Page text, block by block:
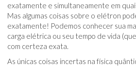
exatamente e simultaneamente em
Mas algumas coisas sobre o elétron
exatamente! Podemos conhecer sua
carga elétrica ou seu tempo de vida
com certeza exata.
As únicas coisas incertas na física